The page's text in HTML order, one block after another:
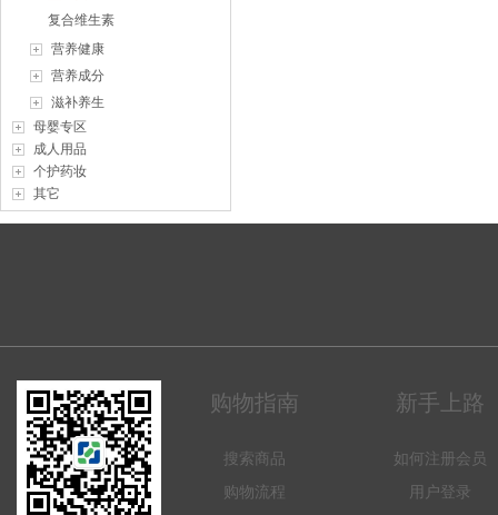
复合维生素
营养健康
营养成分
滋补养生
母婴专区
成人用品
个护药妆
其它
购物指南
搜索商品
购物流程
新手上路
如何注册会员
用户登录